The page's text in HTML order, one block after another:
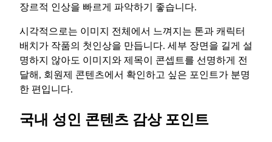
장르적 인상을 빠르게 파악하기 좋습니다.
시각적으로는 이미지 전체에서 느껴지는 톤과 캐릭터
배치가 작품의 첫인상을 만듭니다. 세부 장면을 길게 설
명하지 않아도 이미지와 제목이 콘셉트를 선명하게 전
달해, 회원제 콘텐츠에서 확인하고 싶은 포인트가 분명
한 편입니다.
국내 성인 콘텐츠 감상 포인트